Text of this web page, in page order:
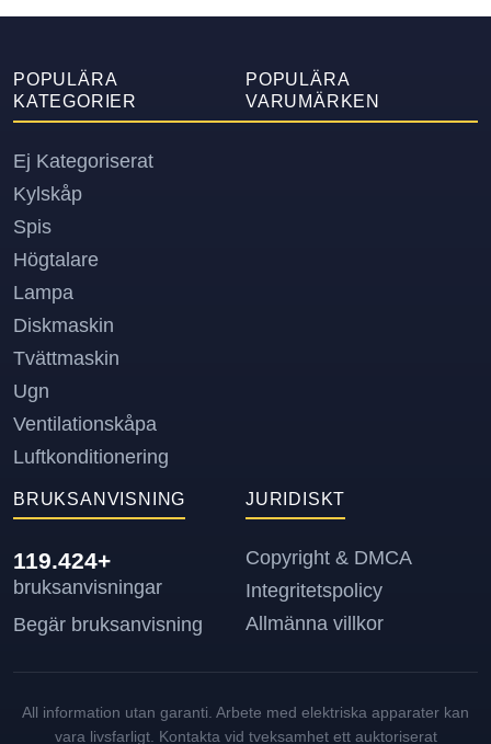
POPULÄRA
KATEGORIER
Ej Kategoriserat
Kylskåp
Spis
Högtalare
Lampa
Diskmaskin
Tvättmaskin
Ugn
Ventilationskåpa
Luftkonditionering
POPULÄRA
VARUMÄRKEN
BRUKSANVISNING
119.424+
bruksanvisningar
Begär bruksanvisning
JURIDISKT
Copyright & DMCA
Integritetspolicy
Allmänna villkor
All information utan garanti. Arbete med elektriska apparater kan
vara livsfarligt. Kontakta vid tveksamhet ett auktoriserat